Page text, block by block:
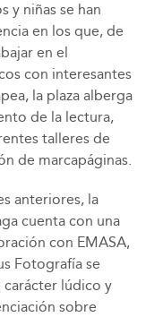
y niñas se han
en los que, de
en el
con interesantes
la plaza alberga
de la lectura,
talleres de
de marcapáginas.
anteriores, la
cuenta con una
con EMASA,
Fotografía se
carácter lúdico y
sobre